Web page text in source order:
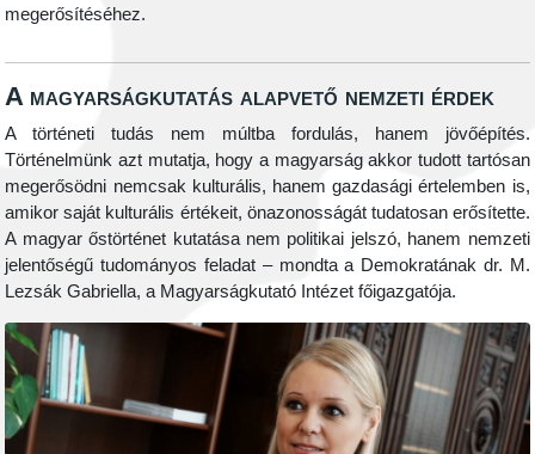
megerősítéséhez.
A magyarságkutatás alapvető nemzeti érdek
A történeti tudás nem múltba fordulás, hanem jövőépítés.
Történelmünk azt mutatja, hogy a magyarság akkor tudott tartósan
megerősödni nemcsak kulturális, hanem gazdasági értelemben is,
amikor saját kulturális értékeit, önazonosságát tudatosan erősítette.
A magyar őstörténet kutatása nem politikai jelszó, hanem nemzeti
jelentőségű tudományos feladat – mondta a Demokratának dr. M.
Lezsák Gabriella, a Magyarságkutató Intézet főigazgatója.